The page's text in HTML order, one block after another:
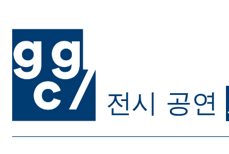
전시 공연